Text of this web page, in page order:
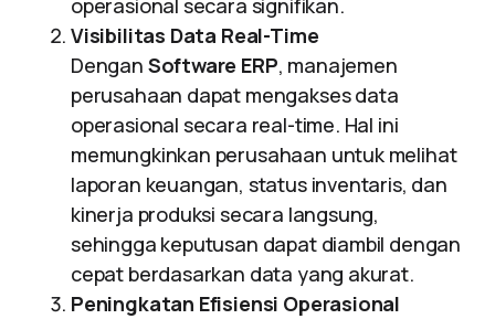
operasional secara signifikan.
Visibilitas Data Real-Time
Dengan Software ERP, manajemen
perusahaan dapat mengakses data
operasional secara real-time. Hal ini
memungkinkan perusahaan untuk melihat
laporan keuangan, status inventaris, dan
kinerja produksi secara langsung,
sehingga keputusan dapat diambil dengan
cepat berdasarkan data yang akurat.
Peningkatan Efisiensi Operasional